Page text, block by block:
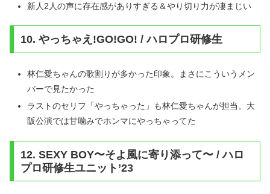
新人2人の声に存在感がありすぎる＆やり切り力が凄まじい
10. やっちゃえ!GO!GO! / ハロプロ研修生
林仁愛ちゃんの歌割りが多かった印象。まさにこういうメン
バーで見たかった
ラストのセリフ「やっちゃった」も林仁愛ちゃんが担当。大
阪公演では甘噛みでホンマにやっちゃってた
12. SEXY BOY〜そよ風に寄り添って〜 / ハロ
プロ研修生ユニット’23